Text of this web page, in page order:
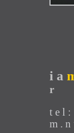
i a
r
t e l
m . n